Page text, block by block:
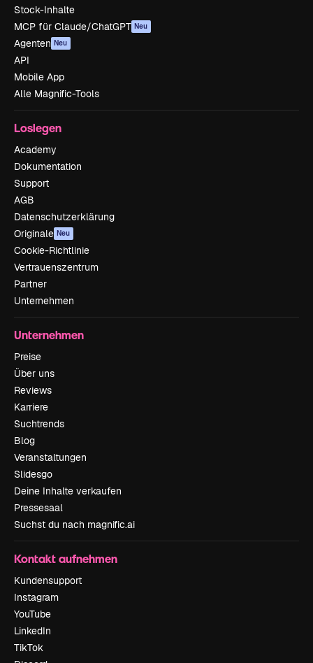
Stock-Inhalte
MCP für Claude/ChatGPT Neu
Agenten Neu
API
Mobile App
Alle Magnific-Tools
Loslegen
Academy
Dokumentation
Support
AGB
Datenschutzerklärung
Originale Neu
Cookie-Richtlinie
Vertrauenszentrum
Partner
Unternehmen
Unternehmen
Preise
Über uns
Reviews
Karriere
Suchtrends
Blog
Veranstaltungen
Slidesgo
Deine Inhalte verkaufen
Pressesaal
Suchst du nach magnific.ai
Kontakt aufnehmen
Kundensupport
Instagram
YouTube
LinkedIn
TikTok